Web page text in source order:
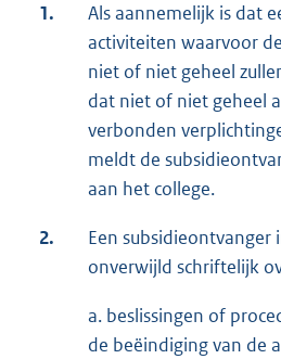
1.
Als aannemelijk is dat
activiteiten waarvoor
niet of niet geheel
dat niet of niet geheel
verbonden
meldt de
aan het college.
2.
Een
onverwijld schriftelijk
a. beslissingen of
de beëindiging van de